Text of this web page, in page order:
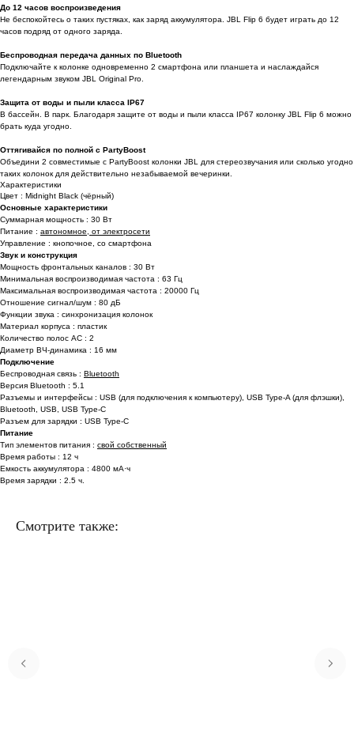
До 12 часов воспроизведения
Не беспокойтесь о таких пустяках, как заряд аккумулятора. JBL Flip 6 будет играть до 12
часов подряд от одного заряда.
Беспроводная передача данных по Bluetooth
Подключайте к колонке одновременно 2 смартфона или планшета и наслаждайся
легендарным звуком JBL Original Pro.
Защита от воды и пыли класса IP67
В бассейн. В парк. Благодаря защите от воды и пыли класса IP67 колонку JBL Flip 6 можно
брать куда угодно.
Оттягивайся по полной с PartyBoost
Объедини 2 совместимые с PartyBoost колонки JBL для стереозвучания или сколько угодно
таких колонок для действительно незабываемой вечеринки.
Характеристики
Цвет : Midnight Black (чёрный)
Основные характеристики
Суммарная мощность : 30 Вт
Питание : автономное, от электросети
Управление : кнопочное, со смартфона
Звук и конструкция
Мощность фронтальных каналов : 30 Вт
Минимальная воспроизводимая частота : 63 Гц
Максимальная воспроизводимая частота : 20000 Гц
Отношение сигнал/шум : 80 дБ
Функции звука : синхронизация колонок
Материал корпуса : пластик
Количество полос AC : 2
Диаметр ВЧ-динамика : 16 мм
Подключение
Беспроводная связь : Bluetooth
Версия Bluetooth : 5.1
Разъемы и интерфейсы : USB (для подключения к компьютеру), USB Type-A (для флэшки),
Bluetooth, USB, USB Type-C
Разъем для зарядки : USB Type-C
Питание
Тип элементов питания : свой собственный
Время работы : 12 ч
Емкость аккумулятора : 4800 мА·ч
Время зарядки : 2.5 ч.
Смотрите также: